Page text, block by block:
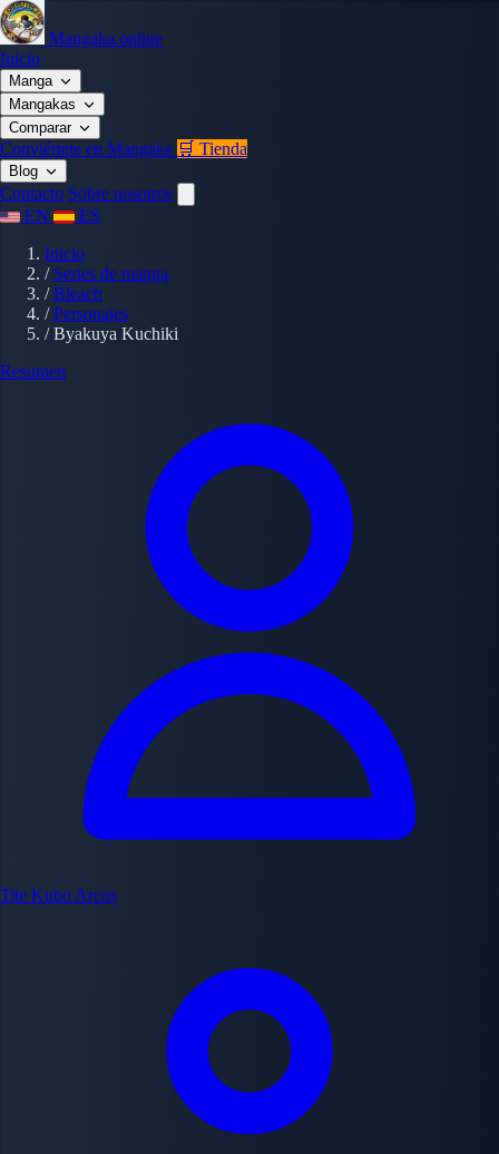
Mangaka.online
Inicio
Manga
Mangakas
Comparar
Conviértete en Mangaka 🛒 Tienda
Blog
Contacto Sobre nosotros
EN
ES
Inicio
/ Series de manga
/ Bleach
/ Personajes
/ Byakuya Kuchiki
Resumen
Tite Kubo Arcos